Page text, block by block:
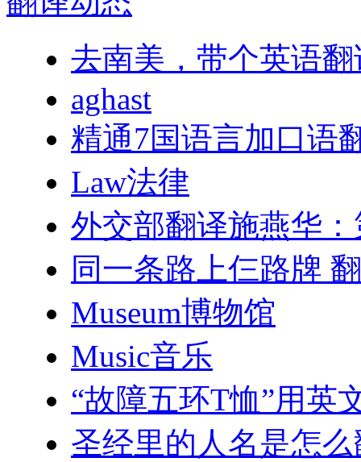
去南美，带个英语
aghast
精通7国语言加口语
Law法律
外交部翻译施燕华
同一条路上仨路牌
Museum博物馆
Music音乐
“故障五环T恤”用英
圣经里的人名是怎